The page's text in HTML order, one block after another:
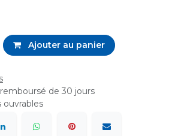
Ajouter au panier
de 30 jours
ouvrables